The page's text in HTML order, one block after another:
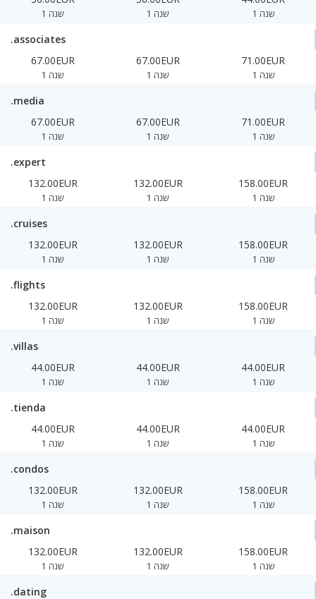
1 שנה 1 שנה 1 שנה
.associates
67.00EUR
1 שנה
67.00EUR
1 שנה
71.00EUR
1 שנה
.media
67.00EUR
1 שנה
67.00EUR
1 שנה
71.00EUR
1 שנה
.expert
132.00EUR
1 שנה
132.00EUR
1 שנה
158.00EUR
1 שנה
.cruises
132.00EUR
1 שנה
132.00EUR
1 שנה
158.00EUR
1 שנה
.flights
132.00EUR
1 שנה
132.00EUR
1 שנה
158.00EUR
1 שנה
.villas
44.00EUR
1 שנה
44.00EUR
1 שנה
44.00EUR
1 שנה
.tienda
44.00EUR
1 שנה
44.00EUR
1 שנה
44.00EUR
1 שנה
.condos
132.00EUR
1 שנה
132.00EUR
1 שנה
158.00EUR
1 שנה
.maison
132.00EUR
1 שנה
132.00EUR
1 שנה
158.00EUR
1 שנה
.dating